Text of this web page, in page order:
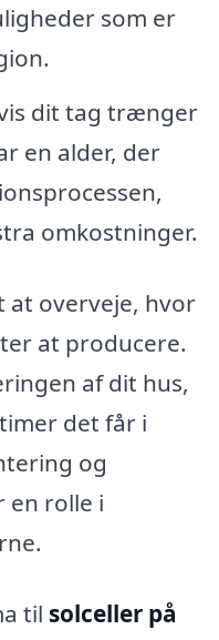
som er
dit tag trænger
en alder, der
omkostninger.
at overveje, hvor
at producere.
af dit hus,
det får i
og
en rolle i
til solceller på